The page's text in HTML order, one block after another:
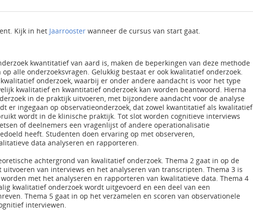
Kijk in het Jaarrooster wanneer de cursus van start gaat.
kwantitatief van aard is, maken de beperkingen van deze methode
alle onderzoeksvragen. Gelukkig bestaat er ook kwalitatief onderzoek.
onderzoek, waarbij er onder andere aandacht is voor het type
kwalitatief en kwantitatief onderzoek kan worden beantwoord. Hierna
in de praktijk uitvoeren, met bijzondere aandacht voor de analyse
er ingegaan op observatieonderzoek, dat zowel kwantitatief als kwalitatief
wordt in de klinische praktijk. Tot slot worden cognitieve interviews
of deelnemers een vragenlijst of andere operationalisatie
heeft. Studenten doen ervaring op met observeren,
data analyseren en rapporteren.
achtergrond van kwalitatief onderzoek. Thema 2 gaat in op de
van interviews en het analyseren van transcripten. Thema 3 is
met het analyseren en rapporteren van kwalitatieve data. Thema 4
kwalitatief onderzoek wordt uitgevoerd en een deel van een
Thema 5 gaat in op het verzamelen en scoren van observationele
interviewen.